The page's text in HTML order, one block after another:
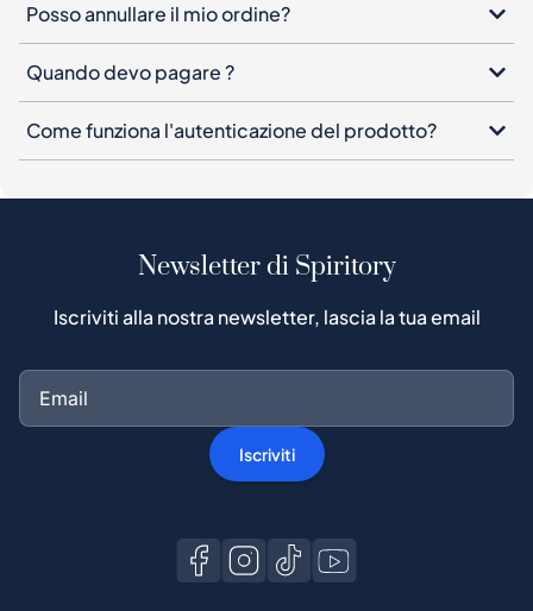
Posso annullare il mio ordine?
Quando devo pagare ?
Come funziona l'autenticazione del prodotto?
Newsletter di Spiritory
Iscriviti alla nostra newsletter, lascia la tua email
Iscriviti